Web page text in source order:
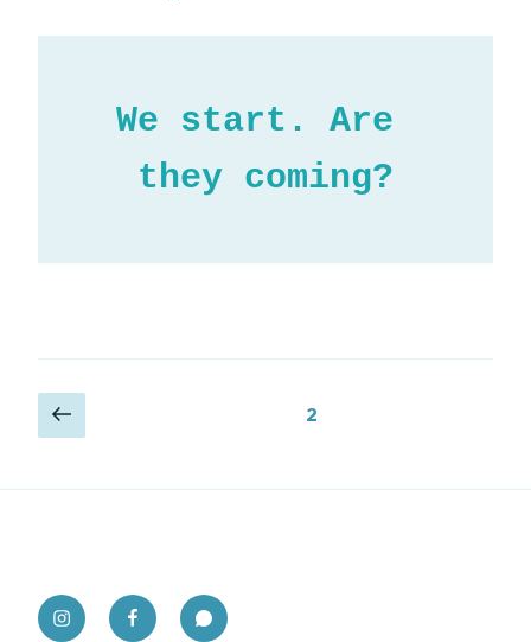
We start. Are
they coming?
Posts
pagination
Previous
page
2
InstagramFacebookWhatsapp